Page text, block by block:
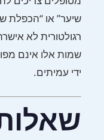
שיער” או “הכפלת
רגולטורית לא
שמות אלו אינם
ידי עמיתים.